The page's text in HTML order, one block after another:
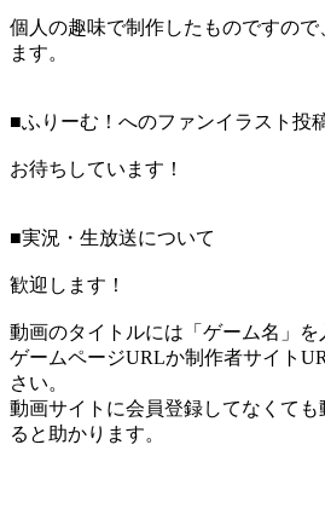
個人の趣味で制作したものですの
ます。
■ふりーむ！へのファンイラスト投
お待ちしています！
■実況・生放送について
歓迎します！
動画のタイトルには「ゲーム名」
ゲームページURLか制作者サイト
さい。
動画サイトに会員登録してなくても
ると助かります。